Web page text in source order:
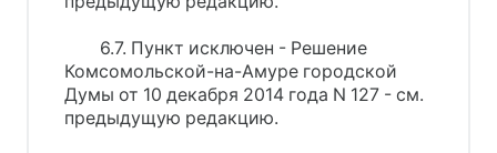
6.7. Пункт исключен - Решение
Комсомольской-на-Амуре городской
Думы от 10 декабря 2014 года N 127 - см.
предыдущую редакцию.